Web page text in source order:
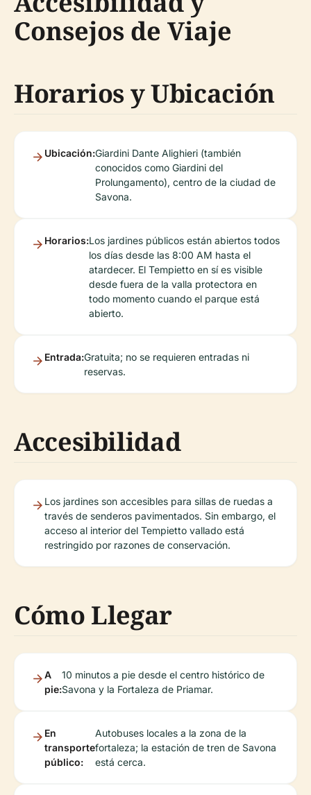
Consejos de Viaje
Horarios y Ubicación
Ubicación:Giardini Dante Alighieri (también
conocidos como Giardini del
Prolungamento), centro de la ciudad de
Savona.
Horarios:Los jardines públicos están abiertos todos
los días desde las 8:00 AM hasta el
atardecer. El Tempietto en sí es visible
desde fuera de la valla protectora en
todo momento cuando el parque está
abierto.
Entrada:Gratuita; no se requieren entradas ni
reservas.
Accesibilidad
Los jardines son accesibles para sillas de ruedas a
través de senderos pavimentados. Sin embargo, el
acceso al interior del Tempietto vallado está
restringido por razones de conservación.
Cómo Llegar
A
pie:
10 minutos a pie desde el centro histórico de
Savona y la Fortaleza de Priamar.
En
transporte
público:
Autobuses locales a la zona de la
fortaleza; la estación de tren de Savona
está cerca.